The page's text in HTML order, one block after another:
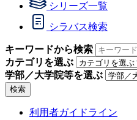
シリーズ一覧
シラバス検索
キーワードから検索
カテゴリを選ぶ
学部／大学院等を選ぶ
検索
利用者ガイドライン